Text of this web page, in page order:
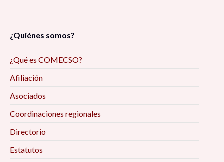
¿Quiénes somos?
¿Qué es COMECSO?
Afiliación
Asociados
Coordinaciones regionales
Directorio
Estatutos